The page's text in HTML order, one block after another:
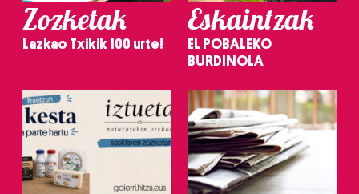
Zozketak
Lazkao Txikik 100 urte!
Eskaintzak
EL POBALEKO
BURDINOLA